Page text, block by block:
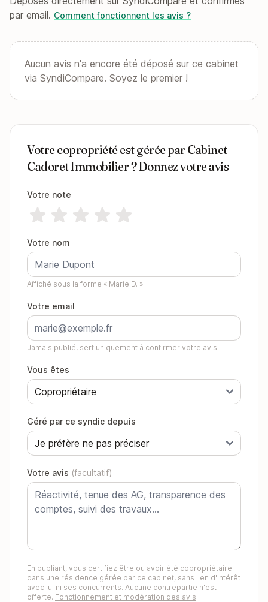
par email. Comment fonctionnent les avis ?
Aucun avis n'a encore été déposé sur ce cabinet
via SyndiCompare. Soyez le premier !
Votre copropriété est gérée par Cabinet
Cadoret Immobilier ? Donnez votre avis
Votre note
Votre nom
Affiché sous la forme « Marie D. »
Votre email
Jamais publié, sert uniquement à confirmer votre avis
Vous êtes
Géré par ce syndic depuis
Votre avis (facultatif)
En publiant, vous certifiez être ou avoir été copropriétaire
dans une résidence gérée par ce cabinet, sans lien d'intérêt
avec lui ni ses concurrents. Aucune contrepartie n'est
offerte. Fonctionnement et modération des avis.